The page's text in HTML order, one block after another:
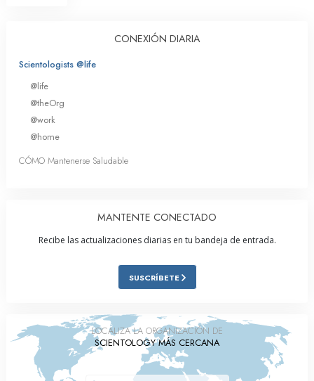
CONEXIÓN DIARIA
Scientologists @life
@life
@theOrg
@work
@home
CÓMO Mantenerse Saludable
MANTENTE CONECTADO
Recibe las actualizaciones diarias en tu bandeja de entrada.
SUSCRÍBETE
LOCALIZA LA ORGANIZACIÓN DE
SCIENTOLOGY MÁS CERCANA